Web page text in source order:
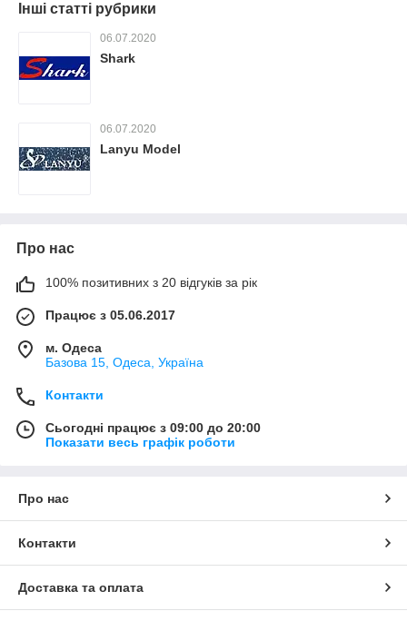
Інші статті рубрики
06.07.2020
Shark
06.07.2020
Lanyu Model
Про нас
100% позитивних з 20 відгуків за рік
Працює з 05.06.2017
м. Одеса
Базова 15, Одеса, Україна
Контакти
Сьогодні працює з 09:00 до 20:00
Показати весь графік роботи
Про нас
Контакти
Доставка та оплата